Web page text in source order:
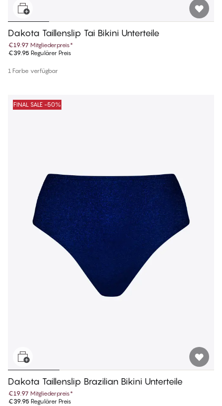
Dakota Taillenslip Tai Bikini Unterteile
€19.97 Mitgliederpreis*
€39.95 Regulärer Preis
1 Farbe verfügbar
FINAL SALE -50%
Dakota Taillenslip Brazilian Bikini Unterteile
€19.97 Mitgliederpreis*
€39.95 Regulärer Preis